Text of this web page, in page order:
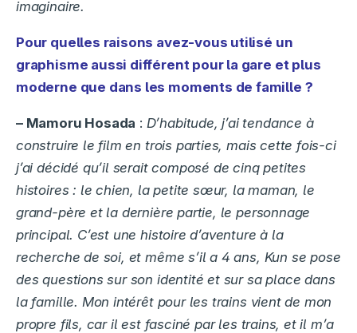
imaginaire.
Pour quelles raisons avez-vous utilisé un
graphisme aussi différent pour la gare et plus
moderne que dans les moments de famille ?
– Mamoru Hosada : D’habitude, j’ai tendance à
construire le film en trois parties, mais cette fois-ci
j’ai décidé qu’il serait composé de cinq petites
histoires : le chien, la petite sœur, la maman, le
grand-père et la dernière partie, le personnage
principal. C’est une histoire d’aventure à la
recherche de soi, et même s’il a 4 ans, Kun se pose
des questions sur son identité et sur sa place dans
la famille. Mon intérêt pour les trains vient de mon
propre fils, car il est fasciné par les trains, et il m’a